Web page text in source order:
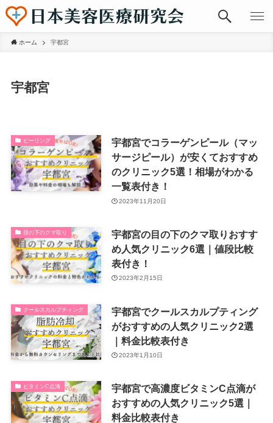
ホーム 宇都宮
宇都宮
ピーリング
宇都宮でコラーゲンピール（マッ
サージピール）が安くておすすめ
のクリニック5選！相場がわかる
一覧表付き！
2023年11月20日
目の下のクマ取り
宇都宮の目の下のクマ取りおすす
め人気クリニック6選｜値段比較
表付き！
2023年2月15日
クールスカルプティング
宇都宮でクールスカルプティング
がおすすめの人気クリニック2選
｜料金比較表付き
2023年1月10日
ビタミンC点滴
宇都宮で高濃度ビタミンC点滴が
おすすめの人気クリニック5選｜
料金比較表付き